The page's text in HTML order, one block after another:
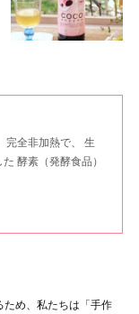
完全非加熱で、 生
酵素（発酵食品）
め、私たちは「手作